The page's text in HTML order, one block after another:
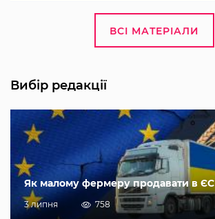
ВСІ МАТЕРІАЛИ
Вибір редакції
Як малому фермеру продавати в ЄС
3 липня 758